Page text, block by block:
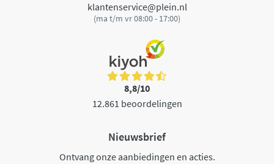
klantenservice@plein.nl
(ma t/m vr 08:00 - 17:00)
8,8/10
12.861 beoordelingen
Nieuwsbrief
Ontvang onze aanbiedingen en acties.